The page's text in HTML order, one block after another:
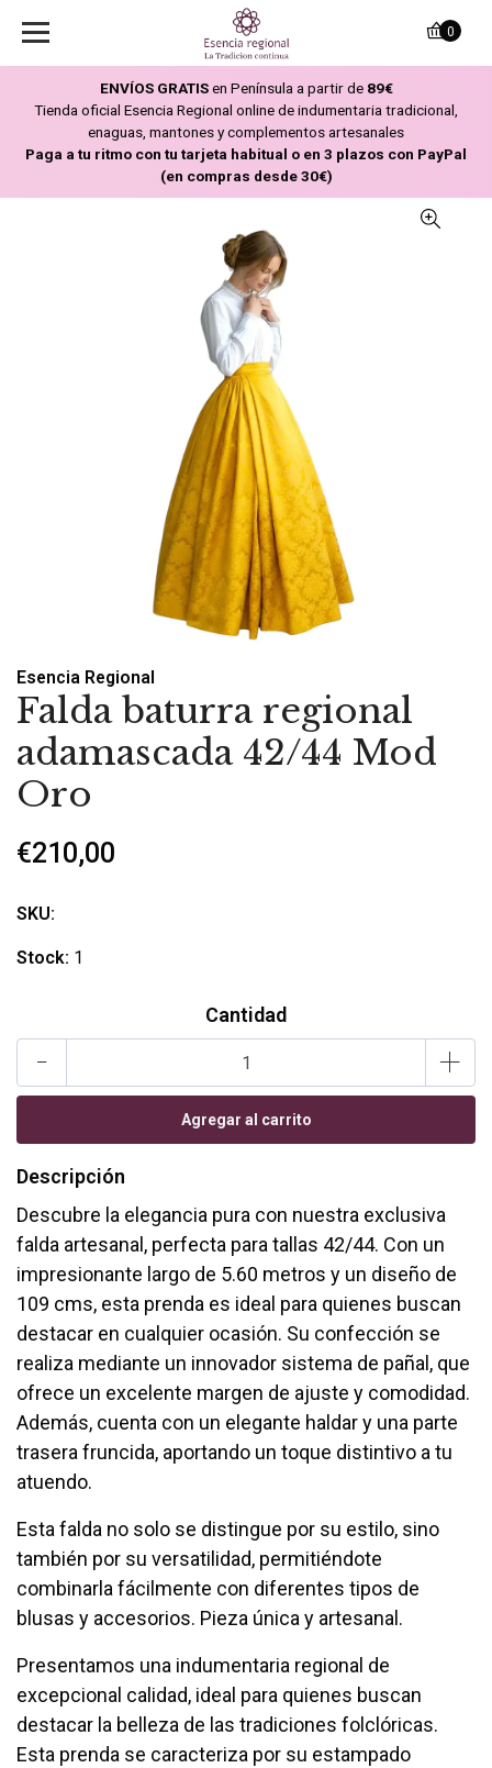
ENVÍOS GRATISen Península a partir de 89€
Tienda oficial Esencia Regional online de indumentaria tradicional,
enaguas, mantones y complementos artesanales
Paga a tu ritmo con tu tarjeta habitual o en 3 plazos con PayPal
(en compras desde 30€)
0
Esencia Regional
Falda baturra regional
adamascada 42/44 Mod
Oro
€210,00
SKU:
Stock: 1
Cantidad
- +
Descripción
Descubre la elegancia pura con nuestra exclusiva
falda artesanal, perfecta para tallas 42/44. Con un
impresionante largo de 5.60 metros y un diseño de
109 cms, esta prenda es ideal para quienes buscan
destacar en cualquier ocasión. Su confección se
realiza mediante un innovador sistema de pañal, que
ofrece un excelente margen de ajuste y comodidad.
Además, cuenta con un elegante haldar y una parte
trasera fruncida, aportando un toque distintivo a tu
atuendo.
Esta falda no solo se distingue por su estilo, sino
también por su versatilidad, permitiéndote
combinarla fácilmente con diferentes tipos de
blusas y accesorios. Pieza única y artesanal.
Presentamos una indumentaria regional de
excepcional calidad, ideal para quienes buscan
destacar la belleza de las tradiciones folclóricas.
Esta prenda se caracteriza por su estampado